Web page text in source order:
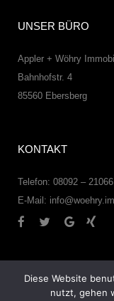
UNSER BÜRO
Appler + Wöhry
Bahnhofstr. 4
85560 Ebersberg
KONTAKT
Telefon: 08092 – 21066
E-Mail:
© 2026 – Appler + Wöhry
Diese Website
nutzt, gehen